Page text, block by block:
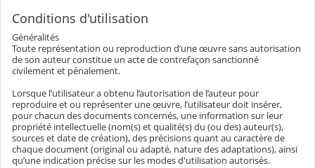
Conditions d'utilisation
Généralités
Toute représentation ou reproduction d’une œuvre sans autorisation
de son auteur constitue un acte de contrefaçon sanctionné
civilement et pénalement.
Lorsque l’utilisateur a obtenu l’autorisation de l’auteur pour
reproduire et ou représenter une œuvre, l’utilisateur doit insérer,
pour chacun des documents concernés, une information sur leur
propriété intellectuelle (nom(s) et qualité(s) du (ou des) auteur(s),
sources et date de création), des précisions quant au caractère de
chaque document (original ou adapté, nature des adaptations), ainsi
qu’une indication précise sur les modes d'utilisation autorisés.